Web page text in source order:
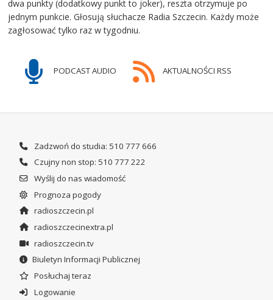
dwa punkty (dodatkowy punkt to joker), reszta otrzymuje po
jednym punkcie. Głosują słuchacze Radia Szczecin. Każdy może
zagłosować tylko raz w tygodniu.
PODCAST AUDIO AKTUALNOŚCI RSS
Zadzwoń do studia: 510 777 666
Czujny non stop: 510 777 222
Wyślij do nas wiadomość
Prognoza pogody
radioszczecin.pl
radioszczecinextra.pl
radioszczecin.tv
Biuletyn Informacji Publicznej
Posłuchaj teraz
Logowanie